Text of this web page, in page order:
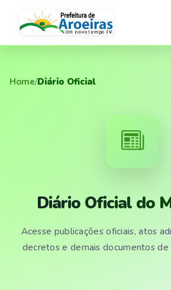
Home/Diário Oficial
Diário Oficial do
Acesse publicações oficiais, atos
decretos e demais documentos